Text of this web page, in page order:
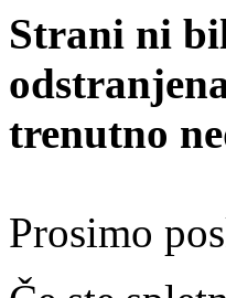
Strani ni
trenutno
Prosimo